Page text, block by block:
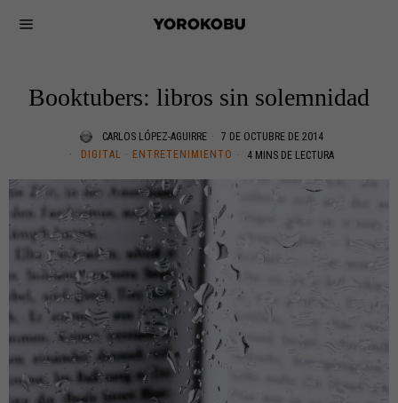
Booktubers: libros sin solemnidad
CARLOS LÓPEZ-AGUIRRE
7 DE OCTUBRE DE 2014
DIGITAL · ENTRETENIMIENTO 4 MINS DE LECTURA